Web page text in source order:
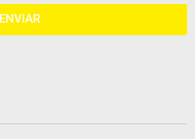
ENVIAR